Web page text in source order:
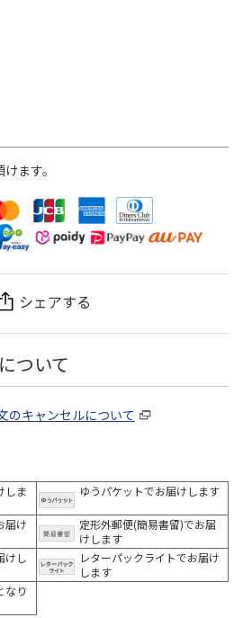
ます。
シェアする
ついて
のキャンセルについて
しま
ゆうパケットでお届けします
届け
定形外郵便(簡易書留)でお届
けします
けし
レターパックライトでお届け
します
なり